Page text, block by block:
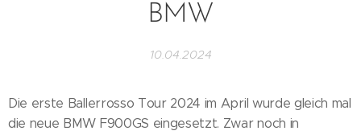
BMW
10.04.2024
Die erste Ballerrosso Tour 2024 im April wurde gleich mal
die neue BMW F900GS eingesetzt. Zwar noch in